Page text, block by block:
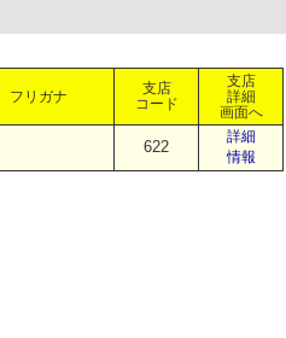
フリガナ
支店
コード
支店
詳細
画面へ
622
詳細
情報